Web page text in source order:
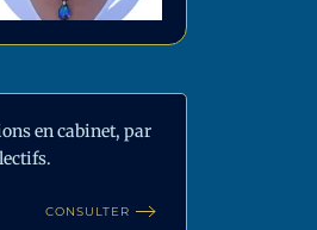
en cabinet, par
CONSULTER